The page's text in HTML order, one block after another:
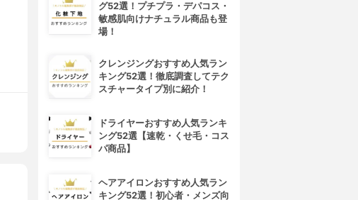
グ52選！プチプラ・デパコス・
敏感肌向けナチュラル商品も登
場！
クレンジングおすすめ人気ラン
キング52選！徹底調査してテク
スチャータイプ別に紹介！
ドライヤーおすすめ人気ランキ
ング52選【速乾・くせ毛・コス
パ商品】
ヘアアイロンおすすめ人気ラン
キング52選！初心者・メンズ向